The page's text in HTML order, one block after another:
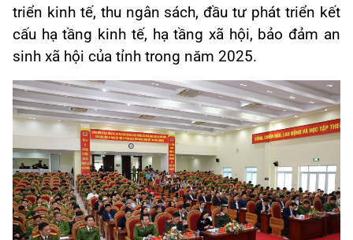
triển kinh tế, thu ngân sách, đầu tư phát triển kết
cấu hạ tầng kinh tế, hạ tầng xã hội, bảo đảm an
sinh xã hội của tỉnh trong năm 2025.